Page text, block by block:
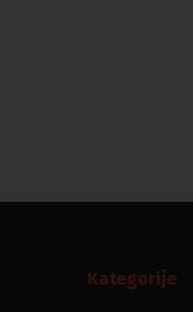
Kategorije